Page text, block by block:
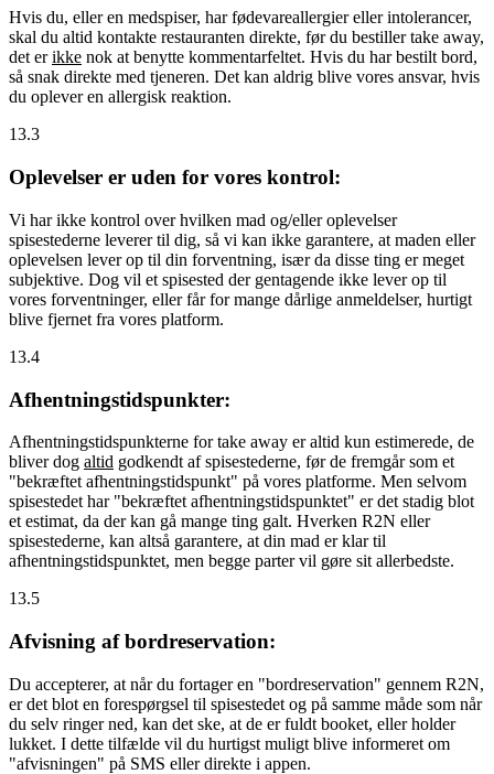
Hvis du, eller en medspiser, har fødevareallergier eller intolerancer,
skal du altid kontakte restauranten direkte, før du bestiller take away,
det erikke nok at benytte kommentarfeltet. Hvis du har bestilt bord,
så snak direkte med tjeneren. Det kan aldrig blive vores ansvar, hvis
du oplever en allergisk reaktion.
13.3
Oplevelser er uden for vores kontrol:
Vi har ikke kontrol over hvilken mad og/eller oplevelser
spisestederne leverer til dig, så vi kan ikke garantere, at maden eller
oplevelsen lever op til din forventning, især da disse ting er meget
subjektive. Dog vil et spisested der gentagende ikke lever op til
vores forventninger, eller får for mange dårlige anmeldelser, hurtigt
blive fjernet fra vores platform.
13.4
Afhentningstidspunkter:
Afhentningstidspunkterne for take away er altid kun estimerede, de
bliver dog altid godkendt af spisestederne, før de fremgår som et
"bekræftet afhentningstidspunkt" på vores platforme. Men selvom
spisestedet har "bekræftet afhentningstidspunktet" er det stadig blot
et estimat, da der kan gå mange ting galt. Hverken R2N eller
spisestederne, kan altså garantere, at din mad er klar til
afhentningstidspunktet, men begge parter vil gøre sit allerbedste.
13.5
Afvisning af bordreservation:
Du accepterer, at når du fortager en "bordreservation" gennem R2N,
er det blot en forespørgsel til spisestedet og på samme måde som når
du selv ringer ned, kan det ske, at de er fuldt booket, eller holder
lukket. I dette tilfælde vil du hurtigst muligt blive informeret om
"afvisningen" på SMS eller direkte i appen.